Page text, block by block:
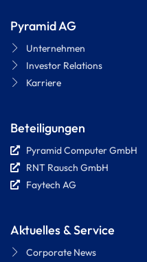
Pyramid AG
Unternehmen
Investor Relations
Karriere
Beteiligungen
Pyramid Computer GmbH
RNT Rausch GmbH
Faytech AG
Aktuelles & Service
Corporate News